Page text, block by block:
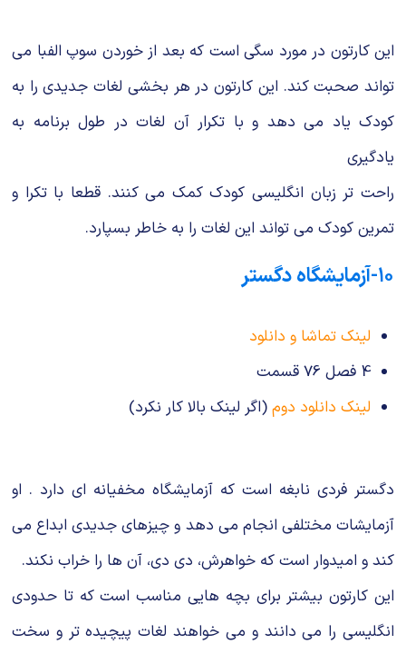
این کارتون در مورد سگی است که بعد از خوردن سوپ الفبا می
تواند صحبت کند. این کارتون در هر بخشی لغات جدیدی را به
کودک یاد می دهد و با تکرار آن لغات در طول برنامه به
یادگیری
راحت تر زبان انگلیسی کودک کمک می کنند. قطعا با تکرا و
تمرین کودک می تواند این لغات را به خاطر بسپارد.
۱۰-آزمایشگاه دگستر
لینک تماشا و دانلود
4 فصل 76 قسمت
لینک دانلود دوم (اگر لینک بالا کار نکرد)
دگستر فردی نابغه است که آزمایشگاه مخفیانه ای دارد . او
آزمایشات مختلفی انجام می دهد و چیزهای جدیدی ابداع می
کند و امیدوار است که خواهرش، دی دی، آن ها را خراب نکند.
این کارتون بیشتر برای بچه هایی مناسب است که تا حدودی
انگلیسی را می دانند و می خواهند لغات پیچیده تر و سخت